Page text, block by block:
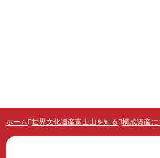
ホーム 世界文化遺産富士山を知る 構成資産に